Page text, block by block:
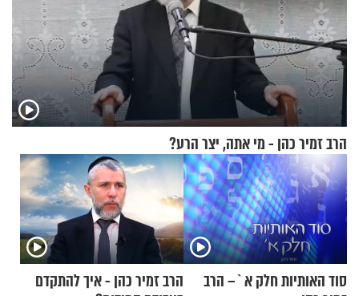
הרב זמיר כהן - מי אתה, יצר הרע?
סוד האותיות חלק א`– הרב
הרב זמיר כהן - איך להתקדם